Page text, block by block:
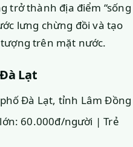
trở thành địa điểm “sống
lưng chừng đồi và tạo
trên mặt nước.
Lạt
Đà Lạt, tỉnh Lâm Đồng
60.000đ/người | Trẻ